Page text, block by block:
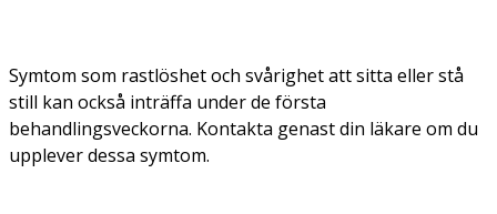
Symtom som rastlöshet och svårighet att sitta eller stå
still kan också inträffa under de första
behandlingsveckorna. Kontakta genast din läkare om du
upplever dessa symtom.